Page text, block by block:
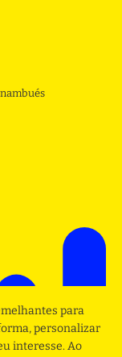
para
personalizar
interesse. Ao